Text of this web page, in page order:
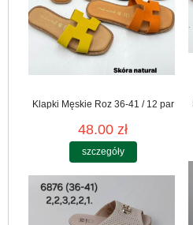
Klapki Męskie Roz 36-41 / 12 par
48.00 zł
szczegóły